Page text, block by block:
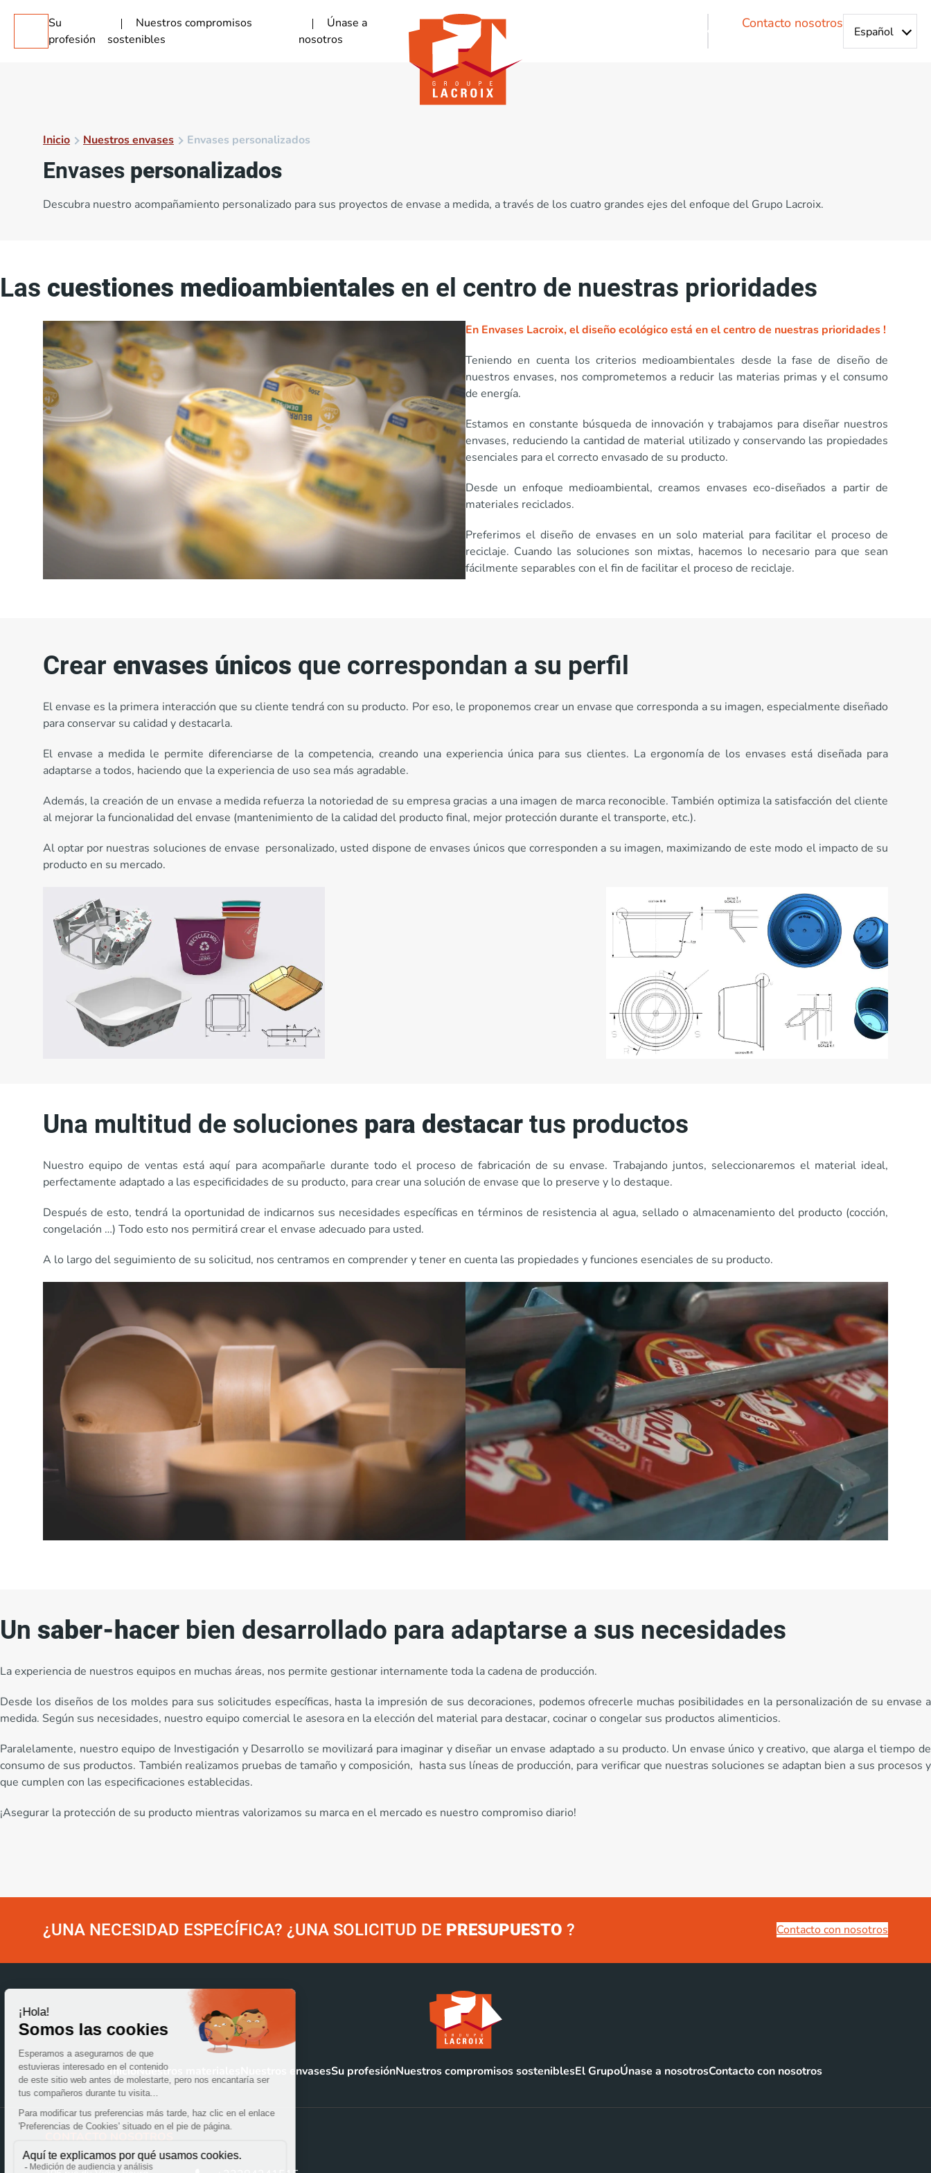
Su
profesión
Nuestros compromisos
sostenibles
Únase a
nosotros
Contacto nosotros
Inicio Nuestros envases Envases personalizados
Envases personalizados
Descubra nuestro acompañamiento personalizado para sus proyectos de envase a medida, a través de los cuatro grandes ejes del enfoque del Grupo Lacroix.
Las cuestiones medioambientales en el centro de nuestras prioridades
En Envases Lacroix, el diseño ecológico está en el centro de nuestras prioridades !
Teniendo en cuenta los criterios medioambientales desde la fase de diseño de
nuestros envases, nos comprometemos a reducir las materias primas y el consumo
de energía.
Estamos en constante búsqueda de innovación y trabajamos para diseñar nuestros
envases, reduciendo la cantidad de material utilizado y conservando las propiedades
esenciales para el correcto envasado de su producto.
Desde un enfoque medioambiental, creamos envases eco-diseñados a partir de
materiales reciclados.
Preferimos el diseño de envases en un solo material para facilitar el proceso de
reciclaje. Cuando las soluciones son mixtas, hacemos lo necesario para que sean
fácilmente separables con el fin de facilitar el proceso de reciclaje.
Crear envases únicos que correspondan a su perfil
El envase es la primera interacción que su cliente tendrá con su producto. Por eso, le proponemos crear un envase que corresponda a su imagen, especialmente diseñado
para conservar su calidad y destacarla.
El envase a medida le permite diferenciarse de la competencia, creando una experiencia única para sus clientes. La ergonomía de los envases está diseñada para
adaptarse a todos, haciendo que la experiencia de uso sea más agradable.
Además, la creación de un envase a medida refuerza la notoriedad de su empresa gracias a una imagen de marca reconocible. También optimiza la satisfacción del cliente
al mejorar la funcionalidad del envase (mantenimiento de la calidad del producto final, mejor protección durante el transporte, etc.).
Al optar por nuestras soluciones de envase personalizado, usted dispone de envases únicos que corresponden a su imagen, maximizando de este modo el impacto de su
producto en su mercado.
Una multitud de soluciones para destacar tus productos
Nuestro equipo de ventas está aquí para acompañarle durante todo el proceso de fabricación de su envase. Trabajando juntos, seleccionaremos el material ideal,
perfectamente adaptado a las especificidades de su producto, para crear una solución de envase que lo preserve y lo destaque.
Después de esto, tendrá la oportunidad de indicarnos sus necesidades específicas en términos de resistencia al agua, sellado o almacenamiento del producto (cocción,
congelación …) Todo esto nos permitirá crear el envase adecuado para usted.
A lo largo del seguimiento de su solicitud, nos centramos en comprender y tener en cuenta las propiedades y funciones esenciales de su producto.
Un saber-hacer bien desarrollado para adaptarse a sus necesidades
La experiencia de nuestros equipos en muchas áreas, nos permite gestionar internamente toda la cadena de producción.
Desde los diseños de los moldes para sus solicitudes específicas, hasta la impresión de sus decoraciones, podemos ofrecerle muchas posibilidades en la personalización de su envase a
medida. Según sus necesidades, nuestro equipo comercial le asesora en la elección del material para destacar, cocinar o congelar sus productos alimenticios.
Paralelamente, nuestro equipo de Investigación y Desarrollo se movilizará para imaginar y diseñar un envase adaptado a su producto. Un envase único y creativo, que alarga el tiempo de
consumo de sus productos. También realizamos pruebas de tamaño y composición, hasta sus líneas de producción, para verificar que nuestras soluciones se adaptan bien a sus procesos y
que cumplen con las especificaciones establecidas.
¡Asegurar la protección de su producto mientras valorizamos su marca en el mercado es nuestro compromiso diario!
¿UNA NECESIDAD ESPECÍFICA? ¿UNA SOLICITUD DE PRESUPUESTO ? Contacto con nosotros
InicioNuestros materiales Nuestros envasesSu profesiónNuestros compromisos sosteniblesEl GrupoÚnase a nosotrosContacto con nosotros
CONTACTO NOSOTROS